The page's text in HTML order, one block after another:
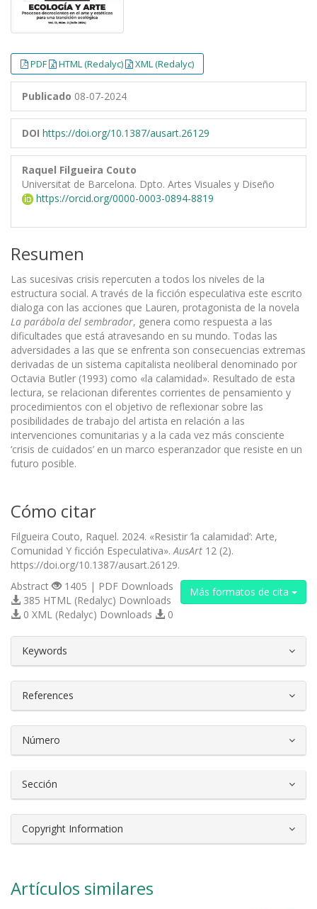
PDF HTML (Redalyc) XML (Redalyc)
Publicado 08-07-2024
DOI https://doi.org/10.1387/ausart.26129
Raquel Filgueira Couto
Universitat de Barcelona. Dpto. Artes Visuales y Diseño
https://orcid.org/0000-0003-0894-8819
Resumen
Las sucesivas crisis repercuten a todos los niveles de la
estructura social. A través de la ficción especulativa este escrito
dialoga con las acciones que Lauren, protagonista de la novela
La parábola del sembrador, genera como respuesta a las
dificultades que está atravesando en su mundo. Todas las
adversidades a las que se enfrenta son consecuencias extremas
derivadas de un sistema capitalista neoliberal denominado por
Octavia Butler (1993) como «la calamidad». Resultado de esta
lectura, se relacionan diferentes corrientes de pensamiento y
procedimientos con el objetivo de reflexionar sobre las
posibilidades de trabajo del artista en relación a las
intervenciones comunitarias y a la cada vez más consciente
‘crisis de cuidados’ en un marco esperanzador que resiste en un
futuro posible.
Cómo citar
Filgueira Couto, Raquel. 2024. «Resistir ’la calamidad’: Arte,
Comunidad Y ficción Especulativa».AusArt 12 (2).
https://doi.org/10.1387/ausart.26129.
Más formatos de cita
Abstract
1405 | PDF Downloads
385 HTML (Redalyc) Downloads
0 XML (Redalyc) Downloads
0
Keywords
References
Número
Sección
Copyright Information
Artículos similares